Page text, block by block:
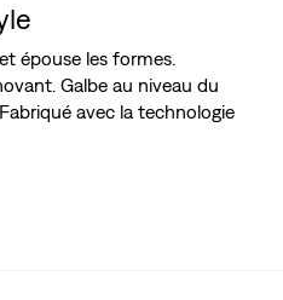
épouse les formes.
Galbe au niveau du
avec la technologie